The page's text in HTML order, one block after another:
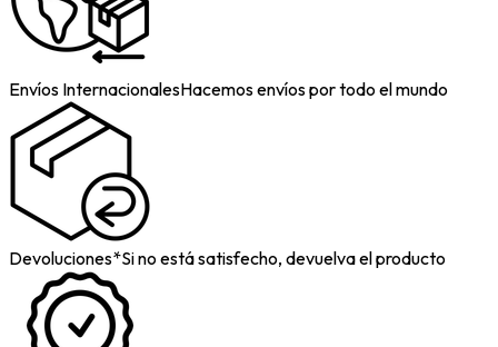
Envíos InternacionalesHacemos envíos por todo el mundo
Devoluciones*Si no está satisfecho, devuelva el producto